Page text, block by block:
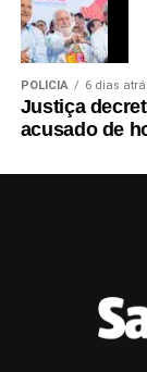
POLÍCIA 6 dias
Justiça
acusado de